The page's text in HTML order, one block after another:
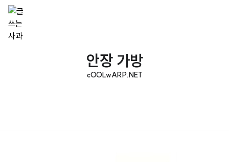
안장 가방
cOOLwARP.NET